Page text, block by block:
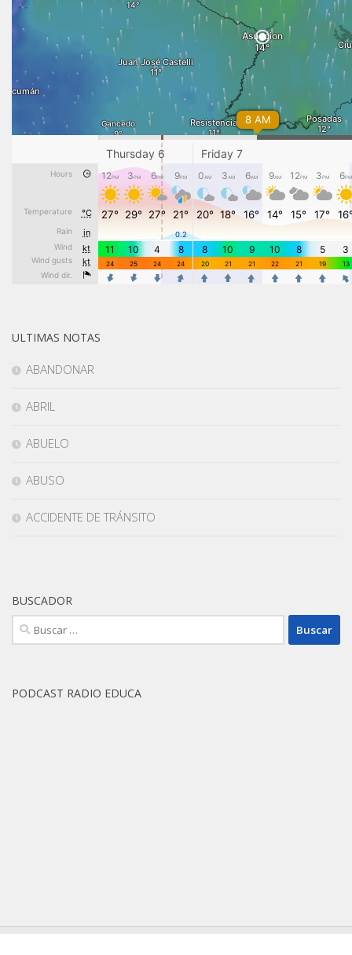
ULTIMAS NOTAS
ABANDONAR
ABRIL
ABUELO
ABUSO
ACCIDENTE DE TRÁNSITO
BUSCADOR
PODCAST RADIO EDUCA